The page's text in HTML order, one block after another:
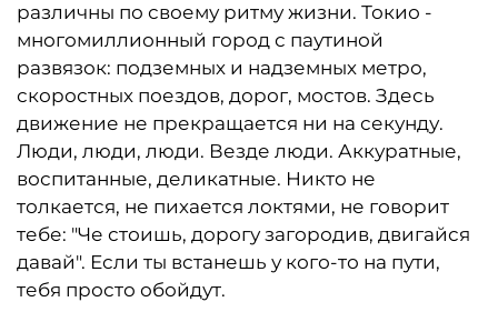
различны по своему ритму жизни. Токио -
многомиллионный город с паутиной
развязок: подземных и надземных метро,
скоростных поездов, дорог, мостов. Здесь
движение не прекращается ни на секунду.
Люди, люди, люди. Везде люди. Аккуратные,
воспитанные, деликатные. Никто не
толкается, не пихается локтями, не говорит
тебе: "Че стоишь, дорогу загородив, двигайся
давай". Если ты встанешь у кого-то на пути,
тебя просто обойдут.